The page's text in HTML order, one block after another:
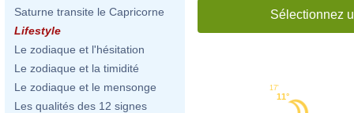
Saturne transite le Capricorne
Lifestyle
Le zodiaque et l'hésitation
Le zodiaque et la timidité
Le zodiaque et le mensonge
Les qualités des 12 signes
Sélectionnez
11°
17'